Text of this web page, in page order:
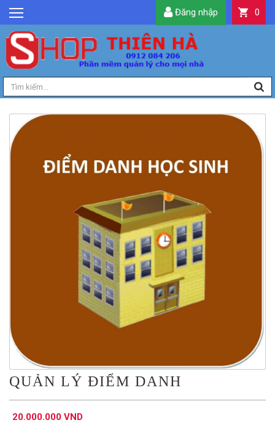
GIỚI THIỆU
TIN TỨC
SẢN PHẨM
DỊCH VỤ
LIÊN HỆ
TIỆN ÍCH
QUẢN LÝ
0
Đăng nhập
QUẢN LÝ ĐIỂM DANH
20.000.000 VND